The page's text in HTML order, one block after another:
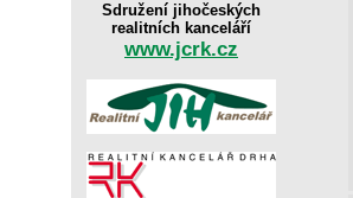
Sdružení jihočeských
realitních kanceláří
www.jcrk.cz